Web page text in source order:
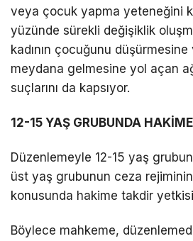
veya çocuk yapma yeteneğini
yüzünde sürekli değişiklik
kadının çocuğunu
meydana gelmesine yol açan
suçlarını da kapsıyor.
12-15 YAŞ GRUBUNDA
Düzenlemeyle 12-15 yaş
üst yaş grubunun ceza
konusunda hakime takdir yetkisi
Böylece mahkeme,